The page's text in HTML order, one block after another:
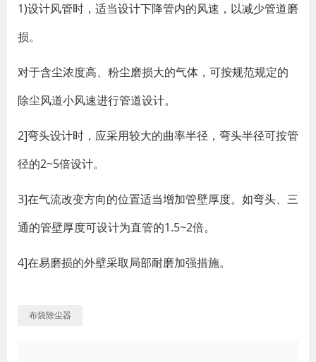
1)设计风管时，适当设计下降管内的风速，以减少管道磨
损。
对于含尘浓度高、粉尘磨损大的气体，可按规范规定的
除尘风道小风速进行管道设计。
2]弯头设计时，应采用较大的曲率半径，弯头半径可按管
径的2~5倍设计。
3]在气流改变方向的位置适当增加管壁厚度。如弯头、三
通的管壁厚度可设计为直管的1.5~2倍。
4]在易磨损的外壁采取局部耐磨加强措施。
布袋除尘器